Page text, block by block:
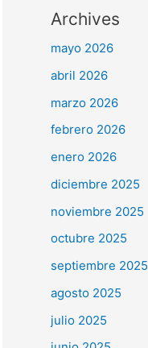
Archives
mayo 2026
abril 2026
marzo 2026
febrero 2026
enero 2026
diciembre 2025
noviembre 2025
octubre 2025
septiembre 2025
agosto 2025
julio 2025